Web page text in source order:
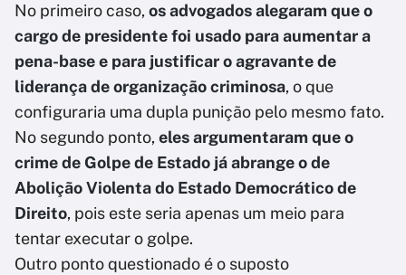
No primeiro caso, os advogados alegaram que o
cargo de presidente foi usado para aumentar a
pena-base e para justificar o agravante de
liderança de organização criminosa, o que
configuraria uma dupla punição pelo mesmo fato.
No segundo ponto, eles argumentaram que o
crime de Golpe de Estado já abrange o de
Abolição Violenta do Estado Democrático de
Direito, pois este seria apenas um meio para
tentar executar o golpe.
Outro ponto questionado é o suposto